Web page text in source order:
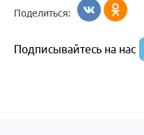
Поделиться:
Подписывайтесь на нас